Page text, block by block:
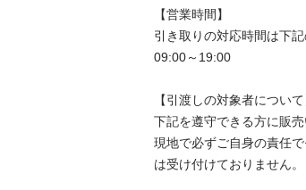
【営業時間】
引き取りの対応時間は下
09:00～19:00
【引渡しの対象者について
下記を遵守できる⽅に販売
現地で必ずご⾃⾝の責任
は受け付けておりません